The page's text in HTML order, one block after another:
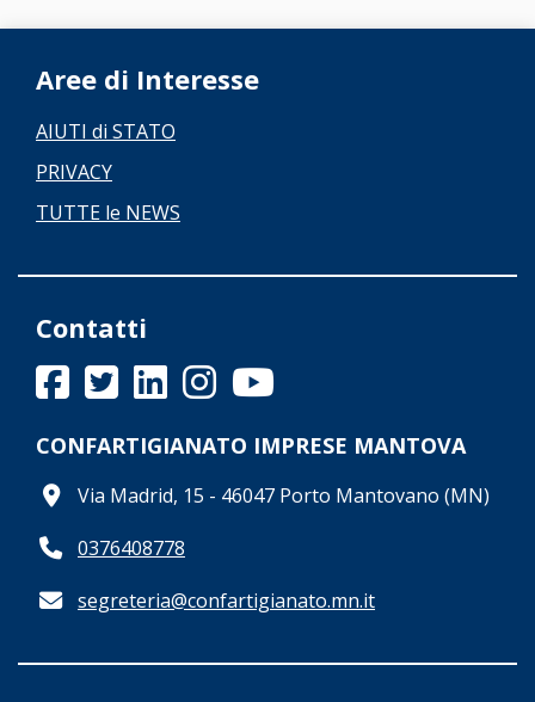
Aree di Interesse
AIUTI di STATO
PRIVACY
TUTTE le NEWS
Contatti
CONFARTIGIANATO IMPRESE MANTOVA
Via Madrid, 15 - 46047 Porto Mantovano (MN)
0376408778
segreteria@confartigianato.mn.it